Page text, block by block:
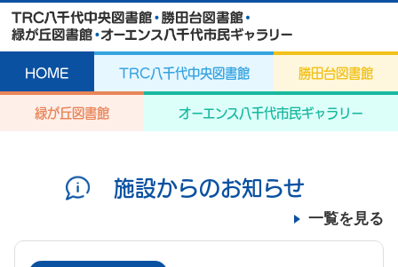
HOME TRC八千代中央図書館 勝田台図書館
緑が丘図書館 オーエンス八千代市民ギャラリー
施設からのお知らせ
一覧を見る